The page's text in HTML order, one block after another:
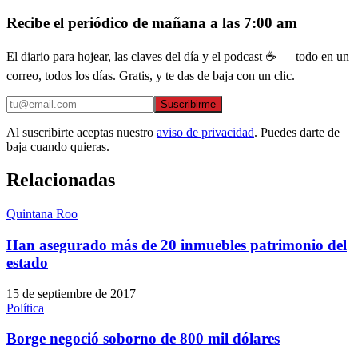
Recibe el periódico de mañana a las 7:00 am
El diario para hojear, las claves del día y el podcast ☕ — todo en un
correo, todos los días. Gratis, y te das de baja con un clic.
Suscribirme
Al suscribirte aceptas nuestro aviso de privacidad. Puedes darte de
baja cuando quieras.
Relacionadas
Quintana Roo
Han asegurado más de 20 inmuebles patrimonio del
estado
15 de septiembre de 2017
Política
Borge negoció soborno de 800 mil dólares